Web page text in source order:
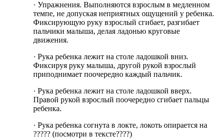
· Упражнения. Выполняются взрослым в медленном
темпе, не допуская неприятных ощущений у ребенка.
Фиксирующую руку взрослый сгибает, разгибает
пальчики малыша, делая ладонью круговые
движения.
· Рука ребенка лежит на столе ладошкой вниз.
Фиксируя руку малыша, другой рукой взрослый
приподнимает поочередно каждый пальчик.
· Рука ребенка лежит на столе ладошкой вверх.
Правой рукой взрослый поочередно сгибает пальцы
ребенка.
· Рука ребенка согнута в локте, локоть опирается на
????? (посмотри в тексте????)